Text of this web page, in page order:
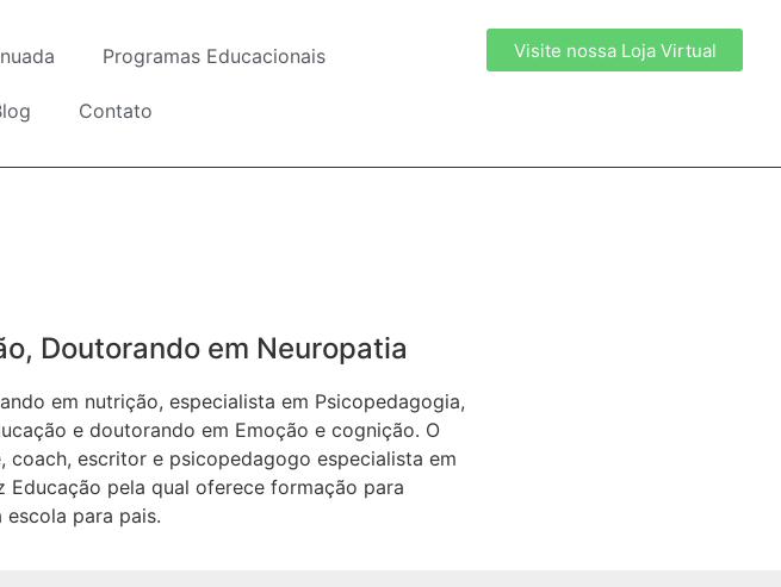
Programas Educacionais
Contato
Visite nossa Loja Virtual
Doutorando em Neuropatia
em nutrição, ​especialista em Psicopedagogia,
e doutorando em Emoção e cognição. O
escritor e ​psicopedagogo especialista em
pela qual oferece formação para
para pais.